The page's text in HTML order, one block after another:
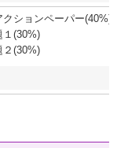
ションペーパー(40%)
１(30%)
２(30%)